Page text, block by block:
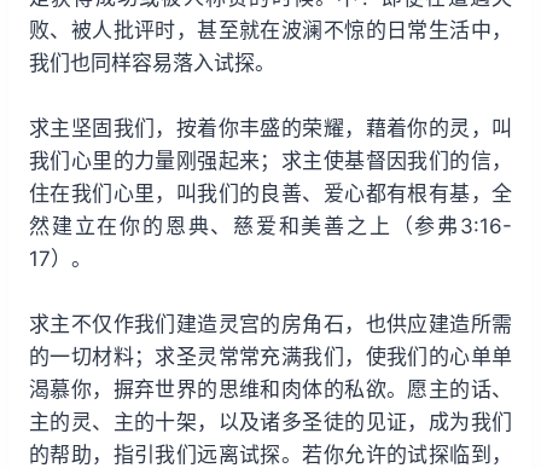
败、被人批评时，甚至就在波澜不惊的日常生活中，
我们也同样容易落入试探。
求主坚固我们，按着你丰盛的荣耀，藉着你的灵，叫
我们心里的力量刚强起来；求主使基督因我们的信，
住在我们心里，叫我们的良善、爱心都有根有基，全
然建立在你的恩典、慈爱和美善之上（参弗3:16-
17）。
求主不仅作我们建造灵宫的房角石，也供应建造所需
的一切材料；求圣灵常常充满我们，使我们的心单单
渴慕你，摒弃世界的思维和肉体的私欲。愿主的话、
主的灵、主的十架，以及诸多圣徒的见证，成为我们
的帮助，指引我们远离试探。若你允许的试探临到，